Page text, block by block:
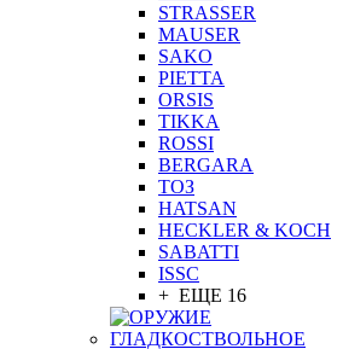
STRASSER
MAUSER
SAKO
PIETTA
ORSIS
TIKKA
ROSSI
BERGARA
ТОЗ
HATSAN
HECKLER & KOCH
SABATTI
ISSC
+ ЕЩЕ 16